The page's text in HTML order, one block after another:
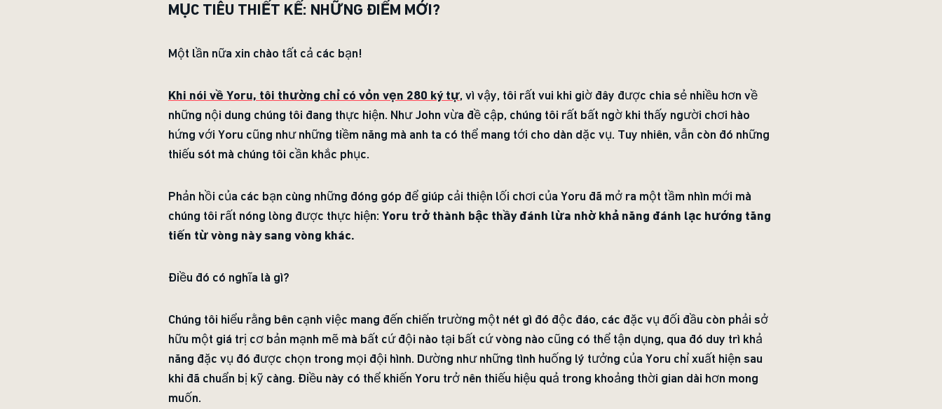
MỤC TIÊU THIẾT KẾ: NHỮNG ĐIỂM MỚI?
Một lần nữa xin chào tất cả các bạn!
Khi nói về Yoru, tôi thường chỉ có vỏn vẹn 280 ký tự, vì vậy, tôi rất vui khi giờ đây được chia sẻ nhiều hơn về
những nội dung chúng tôi đang thực hiện. Như John vừa đề cập, chúng tôi rất bất ngờ khi thấy người chơi hào
hứng với Yoru cũng như những tiềm năng mà anh ta có thể mang tới cho dàn dặc vụ. Tuy nhiên, vẫn còn đó những
thiếu sót mà chúng tôi cần khắc phục.
Phản hồi của các bạn cùng những đóng góp để giúp cải thiện lối chơi của Yoru đã mở ra một tầm nhìn mới mà
chúng tôi rất nóng lòng được thực hiện: Yoru trở thành bậc thầy đánh lừa nhờ khả năng đánh lạc hướng tăng
tiến từ vòng này sang vòng khác.
Điều đó có nghĩa là gì?
Chúng tôi hiểu rằng bên cạnh việc mang đến chiến trường một nét gì đó độc đáo, các đặc vụ đối đầu còn phải sở
hữu một giá trị cơ bản mạnh mẽ mà bất cứ đội nào tại bất cứ vòng nào cũng có thể tận dụng, qua đó duy trì khả
năng đặc vụ đó được chọn trong mọi đội hình. Dường như những tình huống lý tưởng của Yoru chỉ xuất hiện sau
khi đã chuẩn bị kỹ càng. Điều này có thể khiến Yoru trở nên thiếu hiệu quả trong khoảng thời gian dài hơn mong
muốn.